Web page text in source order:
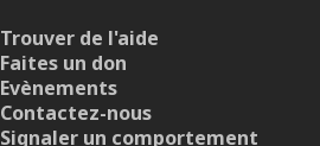
Trouver de l'aide
Faites un don
Evènements
Contactez-nous
Signaler un comportement